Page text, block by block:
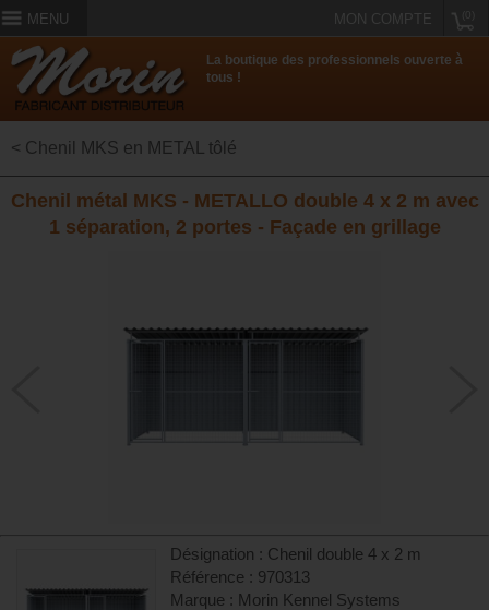
MENU MON COMPTE
La boutique des professionnels ouverte à
tous !
< Chenil MKS en METAL tôlé
Chenil métal MKS - METALLO double 4 x 2 m avec
1 séparation, 2 portes - Façade en grillage
Désignation : Chenil double 4 x 2 m
Référence : 970313
Marque : Morin Kennel Systems